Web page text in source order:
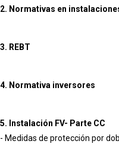
2. Normativas en
3. REBT
4. Normativa inversores
5. Instalación FV- Parte CC
- Medidas de protección por